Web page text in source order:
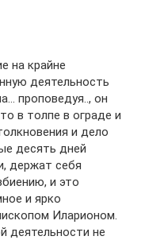
на крайне
деятельность
проповедуя.., он
в толпе в ограде и
и дело
десять дней
держат себя
и это
и ярко
Иларионом.
деятельности не